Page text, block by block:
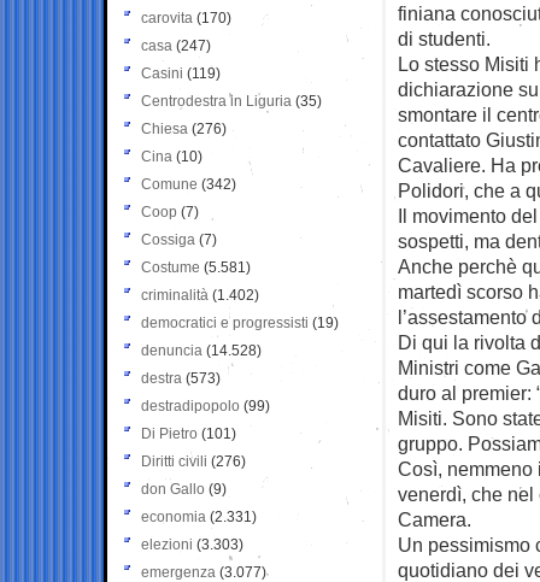
finiana
di studenti.
Lo stesso Misiti
dichiarazione
smontare il
contattato
Cavaliere. Ha
Polidori, che a
Il movimento
sospetti, ma
Anche perchè
martedì scorso
l’assestamento
Di qui la rivolta
Ministri come
duro al premier:
Misiti. Sono
gruppo.
Così, nemmeno
venerdì, che
Camera.
Un pessimismo
quotidiano dei
carovita (170)
casa (247)
Casini (119)
Centrodestra in Liguria (35)
Chiesa (276)
Cina (10)
Comune (342)
Coop (7)
Cossiga (7)
Costume (5.581)
criminalità (1.402)
democratici e progressisti (19)
denuncia (14.528)
destra (573)
destradipopolo (99)
Di Pietro (101)
Diritti civili (276)
don Gallo (9)
economia (2.331)
elezioni (3.303)
emergenza (3.077)